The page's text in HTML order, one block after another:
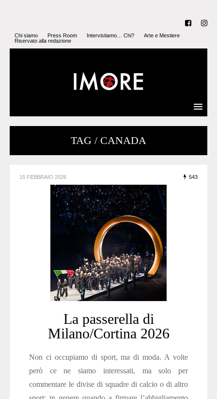
Chi siamo Press Room Intervistiamo… Chi?
Arte e Mestiere
Riservato alla redazione
TAG / CANADA
15 FEBBRAIO 2026 543
La passerella di
Milano/Cortina 2026
Non ci occupiamo di sport, ma di moda. A volte
però ce ne siamo interessati, ma solo per
commentare le divise di squadre di calcio o di altro